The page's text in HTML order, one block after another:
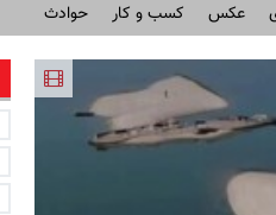
عکس کسب و کار حوادث